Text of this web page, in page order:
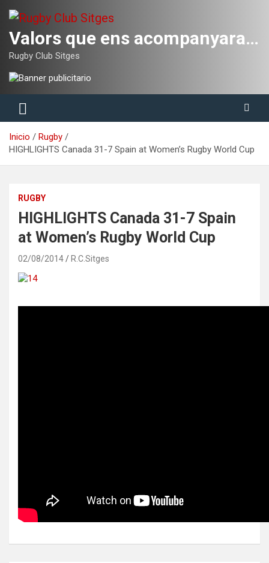
contenido
Valors que ens acompanyaran tota la vida
Rugby Club Sitges
Inicio
Rugby
HIGHLIGHTS Canada 31-7 Spain at Women’s Rugby World Cup
RUGBY
HIGHLIGHTS Canada 31-7 Spain
at Women’s Rugby World Cup
02/08/2014 R.C.Sitges